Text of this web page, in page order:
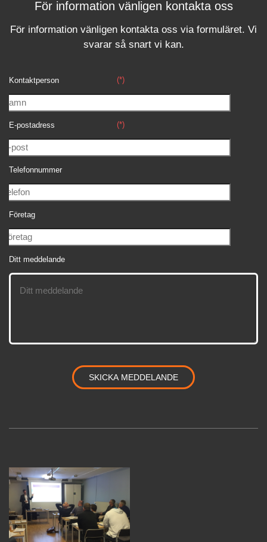
För information vänligen kontakta oss
För information vänligen kontakta oss via formuläret. Vi
svararså snart vi kan.
Kontaktperson (*)
E-postadress (*)
Telefonnummer
Företag
Ditt meddelande